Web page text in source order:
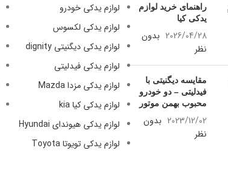
راهنمای خرید لوازم
یدکی کیا
2026/04/28 بدون
نظر
مقایسه دیگنیتی با
فیدلیتی – دو خودرو
محبوب بهمن موتور
2023/12/02 بدون
نظر
لوازم یدکی خودرو
لوازم یدکی لکسوس
لوازم یدکی دیگنیتی dignity
لوازم یدکی فیدلیتی
لوازم یدکی مزدا Mazda
لوازم یدکی کیا kia
لوازم یدکی هیوندای Hyundai
لوازم یدکی تویوتا Toyota